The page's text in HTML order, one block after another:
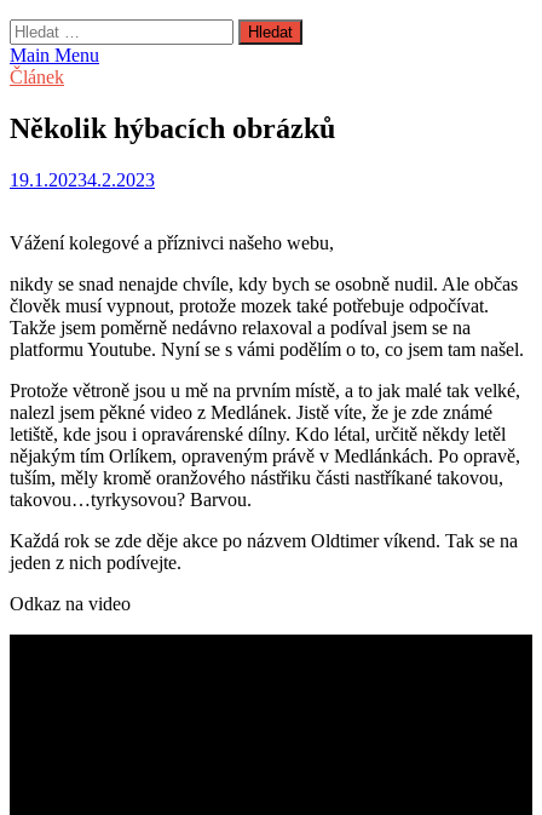
Vyhledávání
Main Menu
Článek
Několik hýbacích obrázků
19.1.20234.2.2023
Vážení kolegové a příznivci našeho webu,
nikdy se snad nenajde chvíle, kdy bych se osobně nudil. Ale občas
člověk musí vypnout, protože mozek také potřebuje odpočívat.
Takže jsem poměrně nedávno relaxoval a podíval jsem se na
platformu Youtube. Nyní se s vámi podělím o to, co jsem tam našel.
Protože větroně jsou u mě na prvním místě, a to jak malé tak velké,
nalezl jsem pěkné video z Medlánek. Jistě víte, že je zde známé
letiště, kde jsou i opravárenské dílny. Kdo létal, určitě někdy letěl
nějakým tím Orlíkem, opraveným právě v Medlánkách. Po opravě,
tuším, měly kromě oranžového nástřiku části nastříkané takovou,
takovou…tyrkysovou? Barvou.
Každá rok se zde děje akce po názvem Oldtimer víkend. Tak se na
jeden z nich podívejte.
Odkaz na video